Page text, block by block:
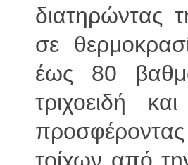
διατηρώντας
σε
έως 80
τριχοειδή